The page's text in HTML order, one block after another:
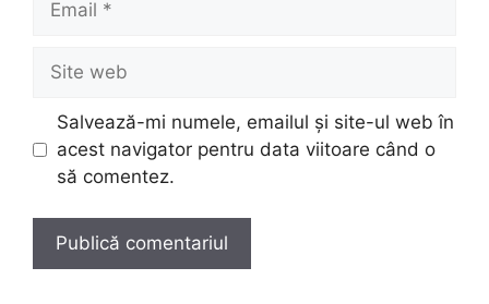
web
Salvează-mi numele, emailul și site-ul web în
acest navigator pentru data viitoare când o
să comentez.